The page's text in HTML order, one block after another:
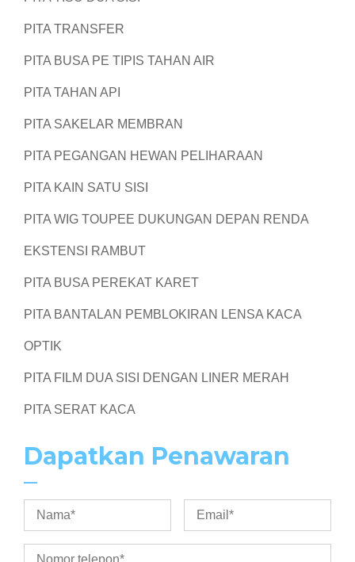
PITA TRANSFER
PITA BUSA PE TIPIS TAHAN AIR
PITA TAHAN API
PITA SAKELAR MEMBRAN
PITA PEGANGAN HEWAN PELIHARAAN
PITA KAIN SATU SISI
PITA WIG TOUPEE DUKUNGAN DEPAN RENDA
EKSTENSI RAMBUT
PITA BUSA PEREKAT KARET
PITA BANTALAN PEMBLOKIRAN LENSA KACA
OPTIK
PITA FILM DUA SISI DENGAN LINER MERAH
PITA SERAT KACA
Dapatkan Penawaran